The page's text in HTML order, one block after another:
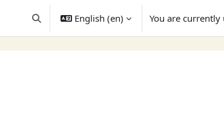
Toggle search input
English ‎(en)‎ You are currently